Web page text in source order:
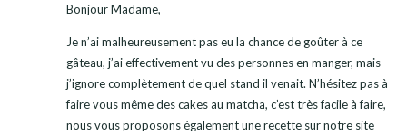
Bonjour Madame,
Je n’ai malheureusement pas eu la chance de goûter à ce
gâteau, j’ai effectivement vu des personnes en manger, mais
j’ignore complètement de quel stand il venait. N’hésitez pas à
faire vous même des cakes au matcha, c’est très facile à faire,
nous vous proposons également une recette sur notre site